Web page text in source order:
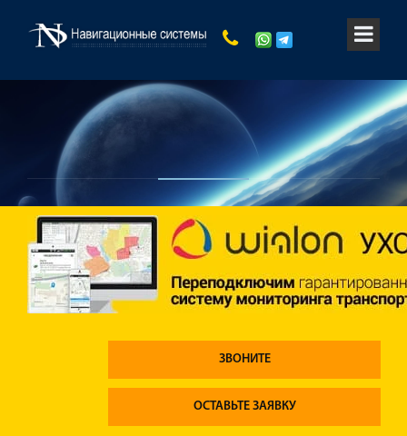
ЗВОНИТЕ
ОСТАВЬТЕ ЗАЯВКУ